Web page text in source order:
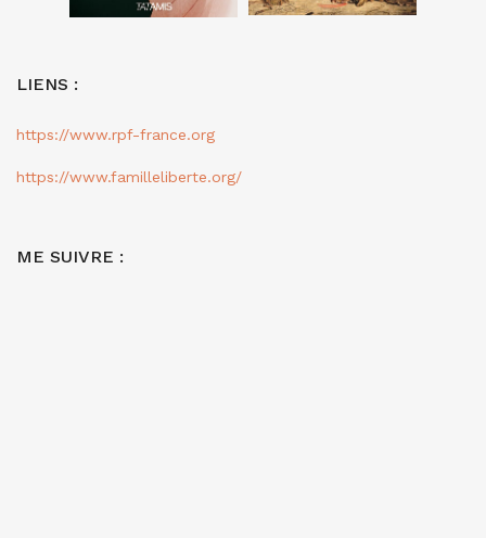
LIENS :
https://www.rpf-france.org
https://www.familleliberte.org/
ME SUIVRE :